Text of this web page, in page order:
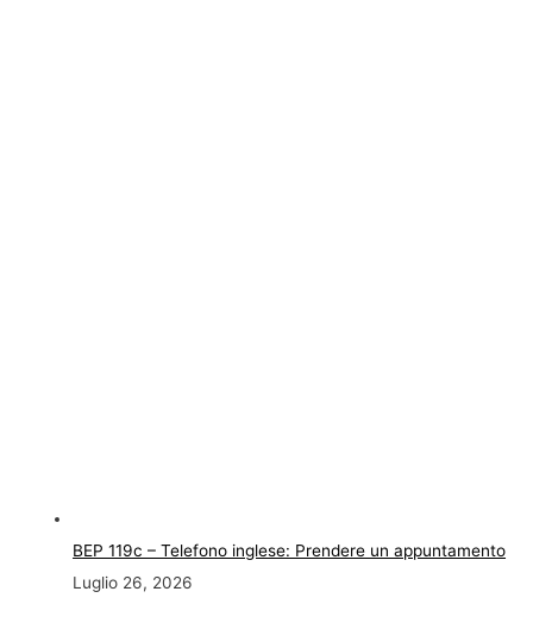
BEP 119c – Telefono inglese: Prendere un appuntamento
Luglio 26, 2026